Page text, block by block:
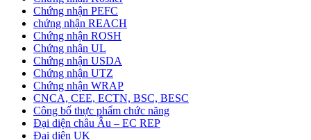
Chứng nhận PEFC
chứng nhận REACH
Chứng nhận ROSH
Chứng nhận UL
Chứng nhận USDA
Chứng nhận UTZ
Chứng nhận WRAP
CNCA, CEE, ECTN, BSC, BESC
Công bố thực phẩm chức năng
Đại diện châu Âu – EC REP
Đại diện UK